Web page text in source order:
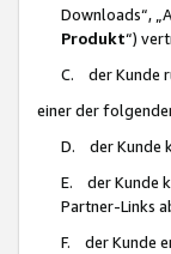
Downloads“,
Produkt“)
C. der Kunde
einer der
D. der Kunde
E. der Kunde
Partner-Links
F. der Kunde